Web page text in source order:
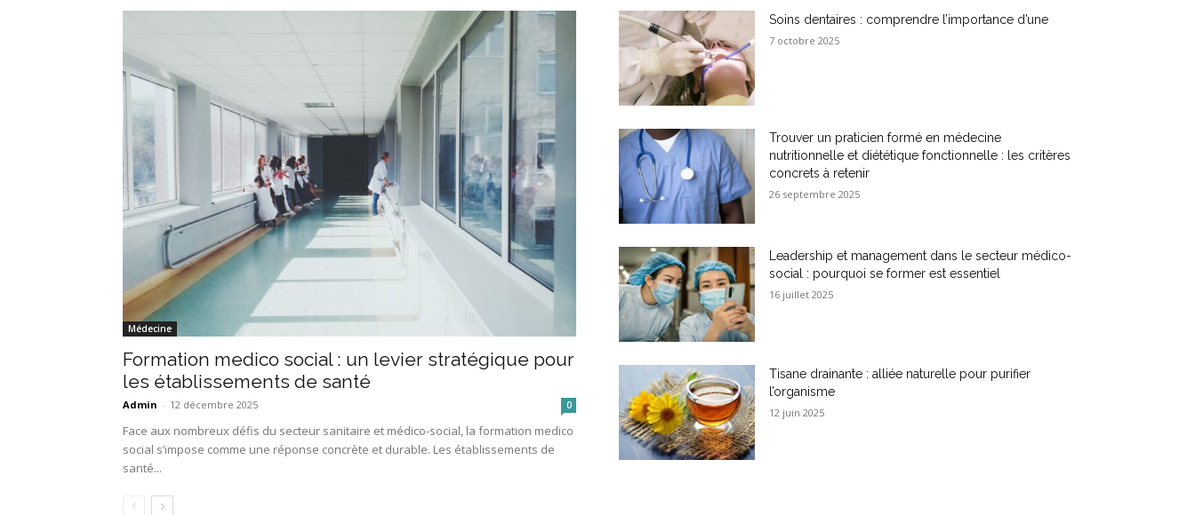
Médecine
Formation medico social : un levier stratégique pour
les établissements de santé
Admin - 12 décembre 2025 0
Face aux nombreux défis du secteur sanitaire et médico-social, la formation medico
social s’impose comme une réponse concrète et durable. Les établissements de
santé...
Soins dentaires : comprendre l’importance d’une
7 octobre 2025
Trouver un praticien formé en médecine
nutritionnelle et diététique fonctionnelle : les critères
concrets à retenir
26 septembre 2025
Leadership et management dans le secteur médico-
social : pourquoi se former est essentiel
16 juillet 2025
Tisane drainante : alliée naturelle pour purifier
l’organisme
12 juin 2025